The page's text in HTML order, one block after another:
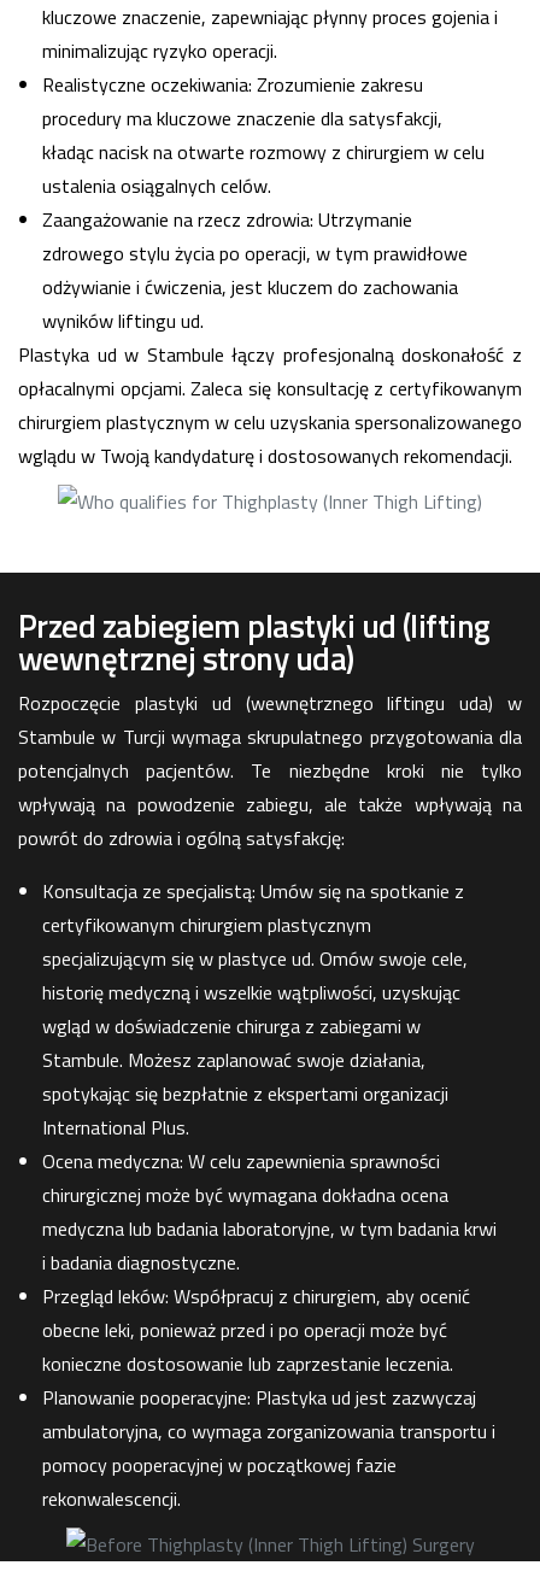
kluczowe znaczenie, zapewniając płynny proces gojenia i
minimalizując ryzyko operacji.
Realistyczne oczekiwania: Zrozumienie zakresu
procedury ma kluczowe znaczenie dla satysfakcji,
kładąc nacisk na otwarte rozmowy z chirurgiem w celu
ustalenia osiągalnych celów.
Zaangażowanie na rzecz zdrowia: Utrzymanie
zdrowego stylu życia po operacji, w tym prawidłowe
odżywianie i ćwiczenia, jest kluczem do zachowania
wyników liftingu ud.
Plastyka ud w Stambule łączy profesjonalną doskonałość z
opłacalnymi opcjami. Zaleca się konsultację z certyfikowanym
chirurgiem plastycznym w celu uzyskania spersonalizowanego
wglądu w Twoją kandydaturę i dostosowanych rekomendacji.
Przed zabiegiem plastyki ud (lifting
wewnętrznej strony uda)
Rozpoczęcie plastyki ud (wewnętrznego liftingu uda) w
Stambule w Turcji wymaga skrupulatnego przygotowania dla
potencjalnych pacjentów. Te niezbędne kroki nie tylko
wpływają na powodzenie zabiegu, ale także wpływają na
powrót do zdrowia i ogólną satysfakcję:
Konsultacja ze specjalistą: Umów się na spotkanie z
certyfikowanym chirurgiem plastycznym
specjalizującym się w plastyce ud. Omów swoje cele,
historię medyczną i wszelkie wątpliwości, uzyskując
wgląd w doświadczenie chirurga z zabiegami w
Stambule. Możesz zaplanować swoje działania,
spotykając się bezpłatnie z ekspertami organizacji
International Plus.
Ocena medyczna: W celu zapewnienia sprawności
chirurgicznej może być wymagana dokładna ocena
medyczna lub badania laboratoryjne, w tym badania krwi
i badania diagnostyczne.
Przegląd leków: Współpracuj z chirurgiem, aby ocenić
obecne leki, ponieważ przed i po operacji może być
konieczne dostosowanie lub zaprzestanie leczenia.
Planowanie pooperacyjne: Plastyka ud jest zazwyczaj
ambulatoryjna, co wymaga zorganizowania transportu i
pomocy pooperacyjnej w początkowej fazie
rekonwalescencji.